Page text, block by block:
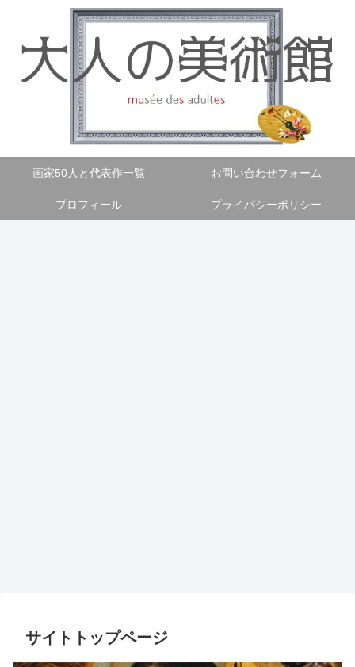
画家50人と代表作一覧 お問い合わせフォーム
プロフィール プライバシーポリシー
サイトトップページ